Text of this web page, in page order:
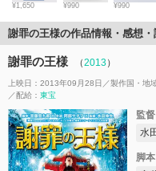
¥1,650 ¥990 ¥990
謝罪の王様の作品情報・感想
謝罪の王様 （2013）
上映日：2013年09月28日 製作国・地
配給： 東宝
監督
水
脚本